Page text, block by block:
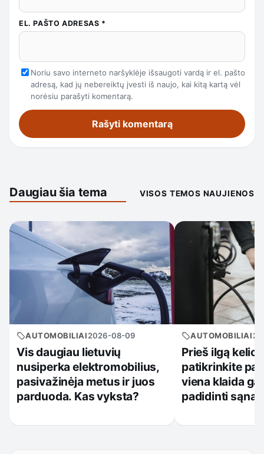
EL. PAŠTO ADRESAS *
Noriu savo interneto naršyklėje išsaugoti vardą ir el. pašto
adresą, kad jų nebereiktų įvesti iš naujo, kai kitą kartą vėl
norėsiu parašyti komentarą.
Daugiau šia tema VISOS TEMOS NAUJIENOS
AUTOMOBILIAI2026-08-09
Vis daugiau lietuvių
nusiperka elektromobilius,
pasivažinėja metus ir juos
parduoda. Kas vyksta?
AUTOMOBILIAI
Prieš ilgą
patikrinkite
viena klaida
padidinti